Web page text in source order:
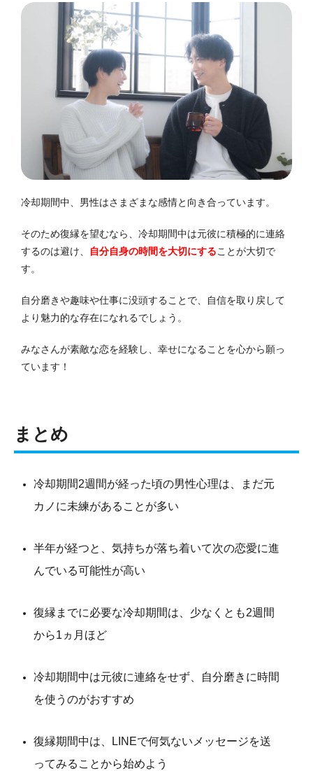
冷却期間中、男性はさまざまな感情と向き合っています。
そのため復縁を望むなら、冷却期間中は元彼に積極的に連絡
するのは避け、
自分自身の時間を大切にすることが大切で
す。
自分磨きや趣味や仕事に没頭することで、自信を取り戻して
より魅力的な存在になれるでしょう。
みなさんが素敵な恋を経験し、幸せになることを心から願っ
ています！
まとめ
冷却期間2週間が経った頃の男性心理は、まだ元
カノに未練があることが多い
半年が経つと、気持ちが落ち着いて次の恋愛に進
んでいる可能性が高い
復縁までに必要な冷却期間は、少なくとも2週間
から1ヵ月ほど
冷却期間中は元彼に連絡をせず、自分磨きに時間
を使うのがおすすめ
復縁期間中は、LINEで何気ないメッセージを送
ってみることから始めよう